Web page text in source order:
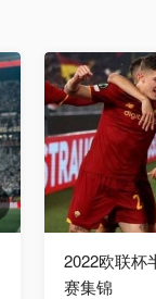
2022欧联杯
赛集锦